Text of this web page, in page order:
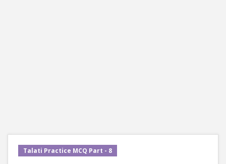
Talati Practice MCQ Part - 8